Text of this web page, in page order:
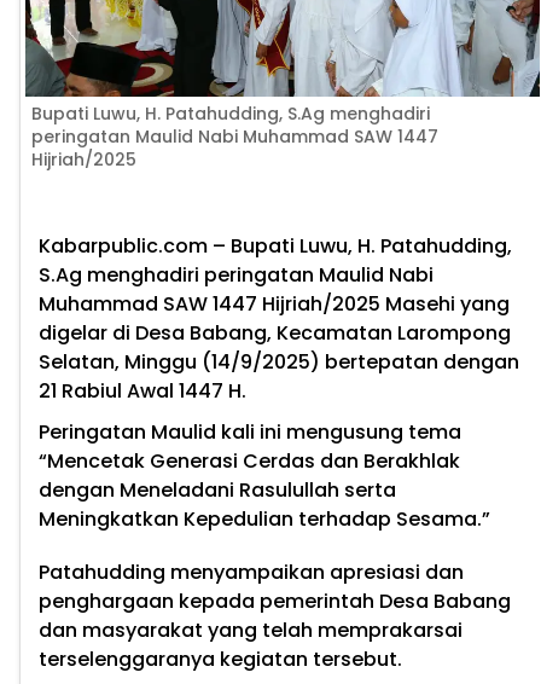
Bupati Luwu, H. Patahudding, S.Ag menghadiri
peringatan Maulid Nabi Muhammad SAW 1447
Hijriah/2025
Kabarpublic.com – Bupati Luwu, H. Patahudding,
S.Ag menghadiri peringatan Maulid Nabi
Muhammad SAW 1447 Hijriah/2025 Masehi yang
digelar di Desa Babang, Kecamatan Larompong
Selatan, Minggu (14/9/2025) bertepatan dengan
21 Rabiul Awal 1447 H.
Peringatan Maulid kali ini mengusung tema
“Mencetak Generasi Cerdas dan Berakhlak
dengan Meneladani Rasulullah serta
Meningkatkan Kepedulian terhadap Sesama.”
Patahudding menyampaikan apresiasi dan
penghargaan kepada pemerintah Desa Babang
dan masyarakat yang telah memprakarsai
terselenggaranya kegiatan tersebut.